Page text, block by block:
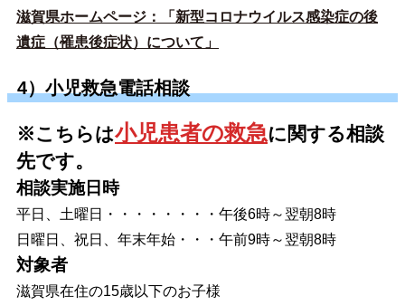
滋賀県ホームページ：「 新型コロナウイルス感染症の後
遺症（罹患後症状）について」
4）小児救急電話相談
※こちらは小児患者の救急に関する相談
先です。
相談実施日時
平日、土曜日・・・・・・・・午後6時～翌朝8時
日曜日、祝日、年末年始・・・午前9時～翌朝8時
対象者
滋賀県在住の15歳以下のお子様